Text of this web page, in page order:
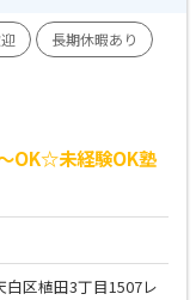
長期休暇あり
OK☆未経験OK塾
区植田3丁目1507レ